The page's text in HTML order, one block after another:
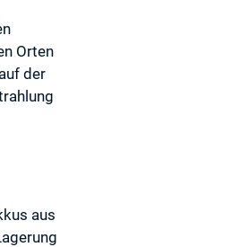
Orten
der
aus